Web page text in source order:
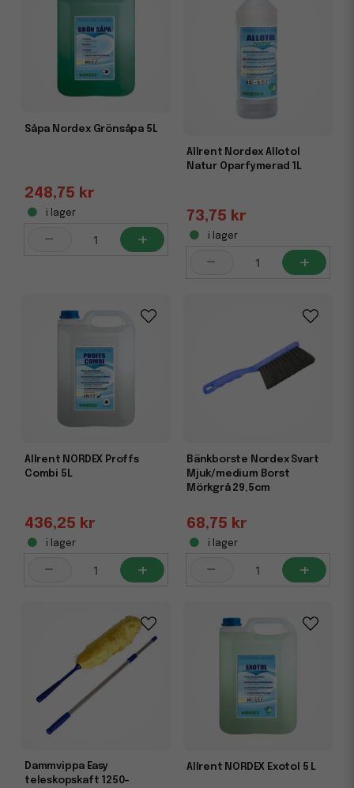
Såpa Nordex Grönsåpa 5L
248,75 kr
i lager
- +
Allrent Nordex Allotol
Natur Oparfymerad 1L
73,75 kr
i lager
- +
Allrent NORDEX Proffs
Combi 5L
436,25 kr
i lager
- +
Bänkborste Nordex Svart
Mjuk/medium Borst
Mörkgrå 29,5cm
68,75 kr
i lager
- +
Dammvippa Easy
teleskopskaft 1250-
Allrent NORDEX Exotol 5 L